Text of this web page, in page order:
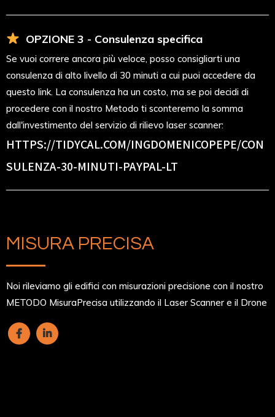
OPZIONE 3 - Consulenza specifica
Se vuoi correre ancora più veloce, posso consigliarti una
consulenza di alto livello di 30 minuti a cui puoi accedere da
questo link. La consulenza ha un costo, ma se poi decidi di
procedere con il nostro Metodo ti sconteremo la somma
dall'investimento del servizio di rilievo laser scanner:
HTTPS://TIDYCAL.COM/INGDOMENICOPEPE/CON
SULENZA-30-MINUTI-PAYPAL-LT
MISURA PRECISA
Noi rileviamo gli edifici con misurazioni precisione con il nostro
METODO MisuraPrecisa utilizzando il Laser Scanner e il Drone